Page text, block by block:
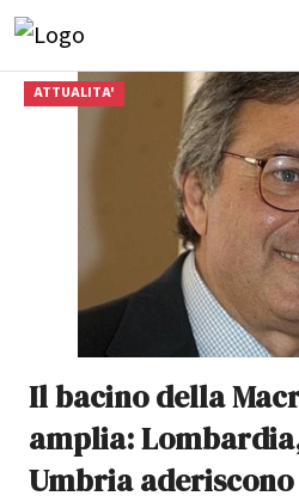
ATTUALITA'
Il bacino della
amplia:
Umbria